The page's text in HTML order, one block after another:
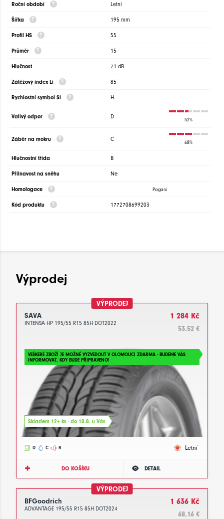
Roční období Letní
Šířka 195 mm
Profil HS 55
Průměr 15
Hlučnost 71 dB
Zátěžový index Li 85
Rychlostní symbol Si H
Valivý odpor D
52%
Záběr na mokru C
68%
Hlučnostní třída B
Přilnavost na sněhu Ne
Homologace Pagani
Kód produktu 1772708699203
Výprodej
VÝPRODEJ
SAVA
INTENSA HP 195/55 R15 85H DOT2022
1 284 Kč
53.52 €
VEŠKERÉ ZBOŽÍ JE MOŽNÉ VYZVEDOUT V OLOMOUCI ZDARMA - BUDEME VÁS
INFORMOVAT, KDY BUDE PŘIPRAVENO!
Skladem 12+ ks - do 10.8. u Vás
D C B Letní
DO KOŠÍKU DETAIL
VÝPRODEJ
BFGoodrich
ADVANTAGE 195/55 R15 85H DOT2024
1 636 Kč
68.16 €